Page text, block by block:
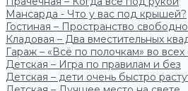
Мансарда - Что у вас под крышей?
Гостиная – Пространство
Кладовая – Два вместительных
Гараж – «Всё по полочкам» во всех
Детская – Игра по правилам и без
Детская – дети очень быстро